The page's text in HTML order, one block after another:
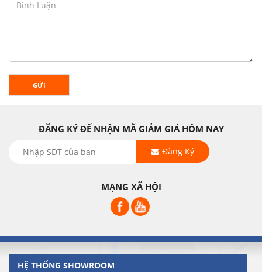
GỬI
ĐĂNG KÝ ĐỂ NHẬN MÃ GIẢM GIÁ HÔM NAY
Đăng Ký
MẠNG XÃ HỘI
HỆ THỐNG SHOWROOM